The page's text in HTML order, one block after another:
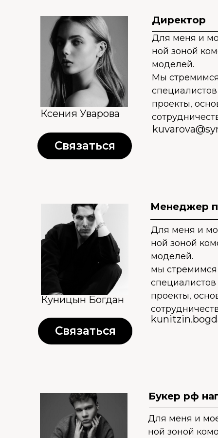
Букер рф
Директор
Менеджер
Для меня и
ной зоной
моделей.
мы стремимся
проекты,
Связаться
Связаться
Для меня и
ной зоной
моделей.
Мы
проекты,
Для меня и
ной зоной
Ксения Уварова
Куницын Богдан